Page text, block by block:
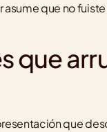
que no
que
que